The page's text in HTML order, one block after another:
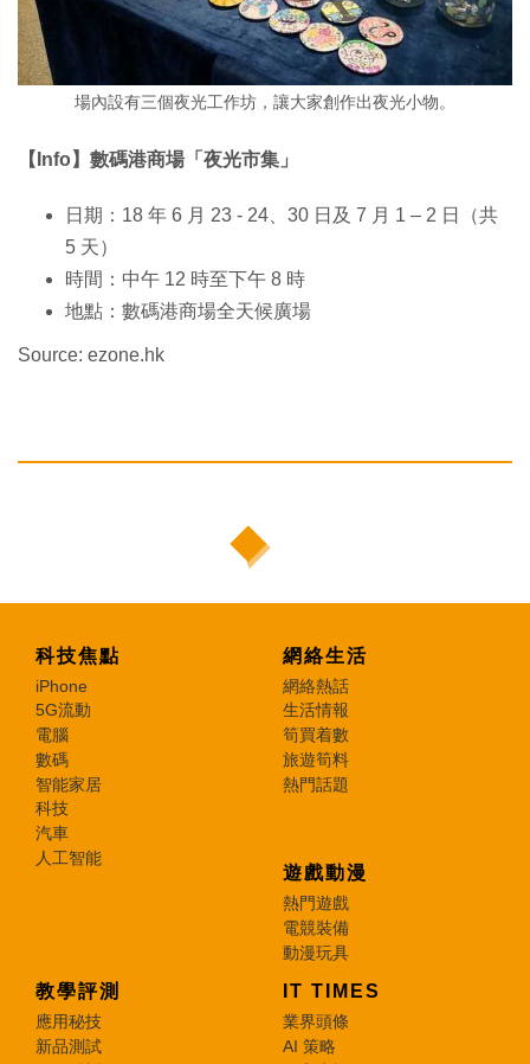
場內設有三個夜光工作坊，讓大家創作出夜光小物。
【Info】數碼港商場「夜光市集」
日期：18 年 6 月 23 - 24、30 日及 7 月 1 – 2 日（共
5 天）
時間：中午 12 時至下午 8 時
地點：數碼港商場全天候廣場
Source: ezone.hk
科技焦點
iPhone
5G流動
電腦
數碼
智能家居
科技
汽車
人工智能
網絡生活
網絡熱話
生活情報
筍買着數
旅遊筍料
熱門話題
遊戲動漫
熱門遊戲
電競裝備
動漫玩具
教學評測
應用秘技
新品測試
IT TIMES
業界頭條
AI 策略